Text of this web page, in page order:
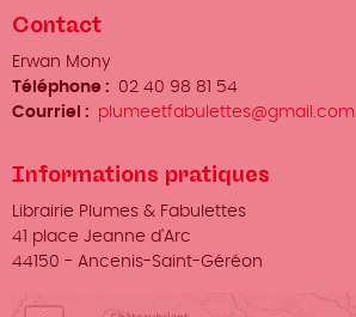
Contact
Organisateur
/
Prénom
Erwan Mony
Téléphone
02 40 98 81 54
Courriel
plumeetfabulettes@gmail.com
Informations pratiques
Lieu
Librairie Plumes & Fabulettes
Adresse
41 place Jeanne d'Arc
Ville
44150 - Ancenis-Saint-Géréon